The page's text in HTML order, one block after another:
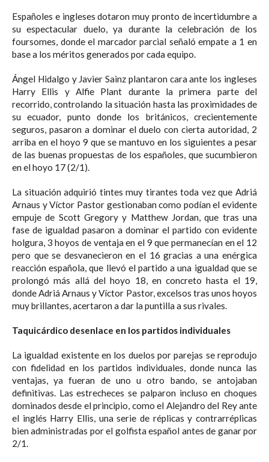
Españoles e ingleses dotaron muy pronto de incertidumbre a
su espectacular duelo, ya durante la celebración de los
foursomes, donde el marcador parcial señaló empate a 1 en
base a los méritos generados por cada equipo.
Ángel Hidalgo y Javier Sainz plantaron cara ante los ingleses
Harry Ellis y Alfie Plant durante la primera parte del
recorrido, controlando la situación hasta las proximidades de
su ecuador, punto donde los británicos, crecientemente
seguros, pasaron a dominar el duelo con cierta autoridad, 2
arriba en el hoyo 9 que se mantuvo en los siguientes a pesar
de las buenas propuestas de los españoles, que sucumbieron
en el hoyo 17 (2/1).
La situación adquirió tintes muy tirantes toda vez que Adriá
Arnaus y Víctor Pastor gestionaban como podían el evidente
empuje de Scott Gregory y Matthew Jordan, que tras una
fase de igualdad pasaron a dominar el partido con evidente
holgura, 3 hoyos de ventaja en el 9 que permanecían en el 12
pero que se desvanecieron en el 16 gracias a una enérgica
reacción española, que llevó el partido a una igualdad que se
prolongó más allá del hoyo 18, en concreto hasta el 19,
donde Adriá Arnaus y Víctor Pastor, excelsos tras unos hoyos
muy brillantes, acertaron a dar la puntilla a sus rivales.
Taquicárdico desenlace en los partidos individuales
La igualdad existente en los duelos por parejas se reprodujo
con fidelidad en los partidos individuales, donde nunca las
ventajas, ya fueran de uno u otro bando, se antojaban
definitivas. Las estrecheces se palparon incluso en choques
dominados desde el principio, como el Alejandro del Rey ante
el inglés Harry Ellis, una serie de réplicas y contrarréplicas
bien administradas por el golfista español antes de ganar por
2/1.